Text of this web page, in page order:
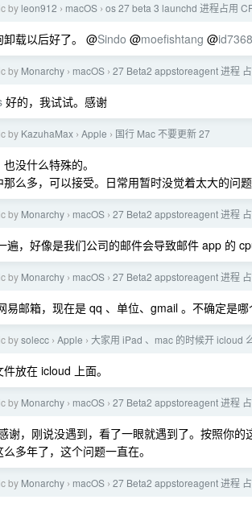
by leon912 › macOS › os 27 beta 3 launchd 进程占用
载以后好了。 @Sindo @moefishtang @id7368
by Monarchy › macOS › 27 Beta2 appstoreagent 进程
好的，我试试。感谢
by KazuhaMax › Apple › 国行 Mac 不要更新 27
没什么特殊的。
么多，可以接受。日常用暂时没觉着太大的问
by Monarchy › macOS › 27 Beta2 appstoreagent 进程
遍，好像是我们公司的邮件会导致邮件 app 的
by Monarchy › macOS › 27 Beta2 appstoreagent 进程
易邮箱，现在是 qq 、单位、gmail 。不确定是哪
bysolecc › Apple › 大家用 iPad 、mac 的时候开 icloud
放在 icloud 上面。
by Monarchy › macOS › 27 Beta2 appstoreagent 进程
谢，刚说没遇到，看了一眼就遇到了。按照你
多年了，这个问题一直在。
by Monarchy › macOS › 27 Beta2 appstoreagent 进程